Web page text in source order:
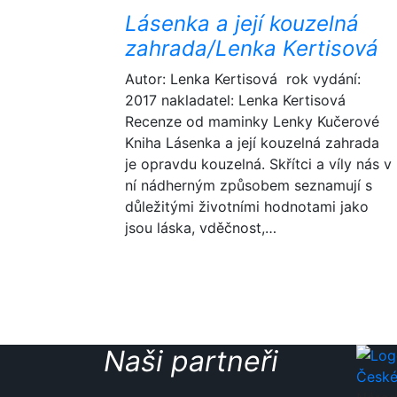
Lásenka a její kouzelná
zahrada/Lenka Kertisová
Autor: Lenka Kertisová rok vydání:
2017 nakladatel: Lenka Kertisová
Recenze od maminky Lenky Kučerové
Kniha Lásenka a její kouzelná zahrada
je opravdu kouzelná. Skřítci a víly nás v
ní nádherným způsobem seznamují s
důležitými životními hodnotami jako
jsou láska, vděčnost,…
Naši partneři